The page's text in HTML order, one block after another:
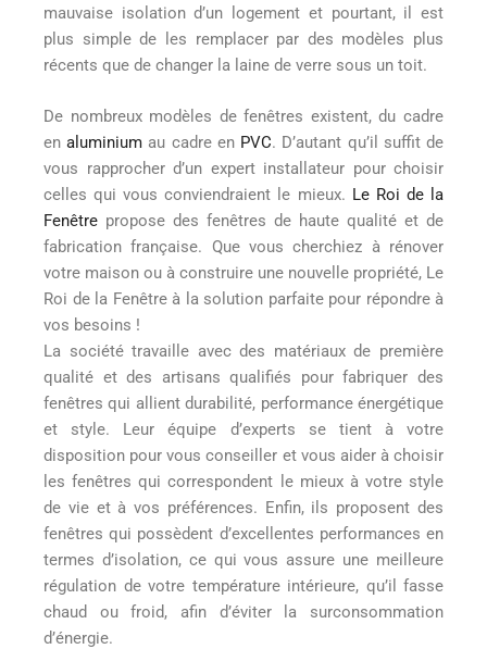
mauvaise isolation d’un logement et pourtant, il est
plus simple de les remplacer par des modèles plus
récents que de changer la laine de verre sous un toit.
De nombreux modèles de fenêtres existent, du cadre
enaluminium au cadre en PVC. D’autant qu’il suffit de
vous rapprocher d’un expert installateur pour choisir
celles qui vous conviendraient le mieux. Le Roi de la
Fenêtre propose des fenêtres de haute qualité et de
fabrication française. Que vous cherchiez à rénover
votre maison ou à construire une nouvelle propriété, Le
Roi de la Fenêtre à la solution parfaite pour répondre à
vos besoins !
La société travaille avec des matériaux de première
qualité et des artisans qualifiés pour fabriquer des
fenêtres qui allient durabilité, performance énergétique
et style. Leur équipe d’experts se tient à votre
disposition pour vous conseiller et vous aider à choisir
les fenêtres qui correspondent le mieux à votre style
de vie et à vos préférences. Enfin, ils proposent des
fenêtres qui possèdent d’excellentes performances en
termes d’isolation, ce qui vous assure une meilleure
régulation de votre température intérieure, qu’il fasse
chaud ou froid, afin d’éviter la surconsommation
d’énergie.